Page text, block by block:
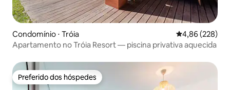
Condomínio ⋅ Tróia 4,86 de uma
4,86 (228)
Apartamento no Tróia Resort — piscina privativa aquecida
Preferido dos hóspedes
Preferido dos hóspedes